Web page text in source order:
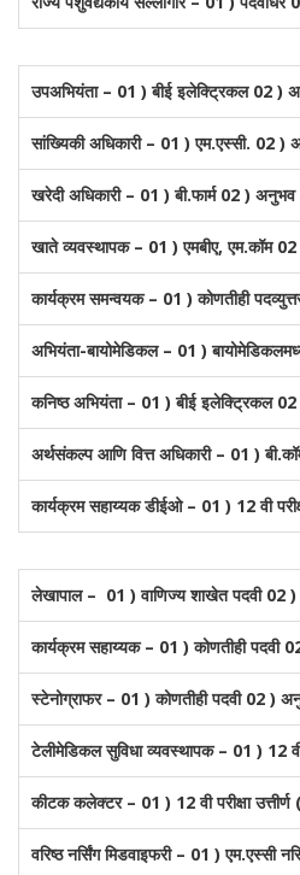
उपअभियंता – 01 ) बीई इलेक्ट्रिकल 02 )
सांख्यिकी अधिकारी – 01 ) एम.एस्सी. 02 )
खरेदी अधिकारी – 01 ) बी.फार्म 02 ) अनुभव
खाते व्यवस्थापक – 01 ) एमबीए, एम.कॉम
कार्यक्रम समन्वयक – 01 ) कोणतीही
अभियंता-बायोमेडिकल – 01 )
कनिष्ठ अभियंता – 01 ) बीई इलेक्ट्रिकल
अर्थसंकल्प आणि वित्त अधिकारी – 01 )
कार्यक्रम सहाय्यक डीईओ – 01 ) 12 वी
लेखापाल – 01 ) वाणिज्य शाखेत पदवी 02
कार्यक्रम सहाय्यक – 01 ) कोणतीही पदवी
स्टेनोग्राफर – 01 ) कोणतीही पदवी 02 )
टेलीमेडिकल सुविधा व्यवस्थापक – 01 ) 12 वी
कीटक कलेक्टर – 01 ) 12 वी परीक्षा
वरिष्ठ नर्सिंग मिडवाइफरी – 01 ) एम.एस्सी